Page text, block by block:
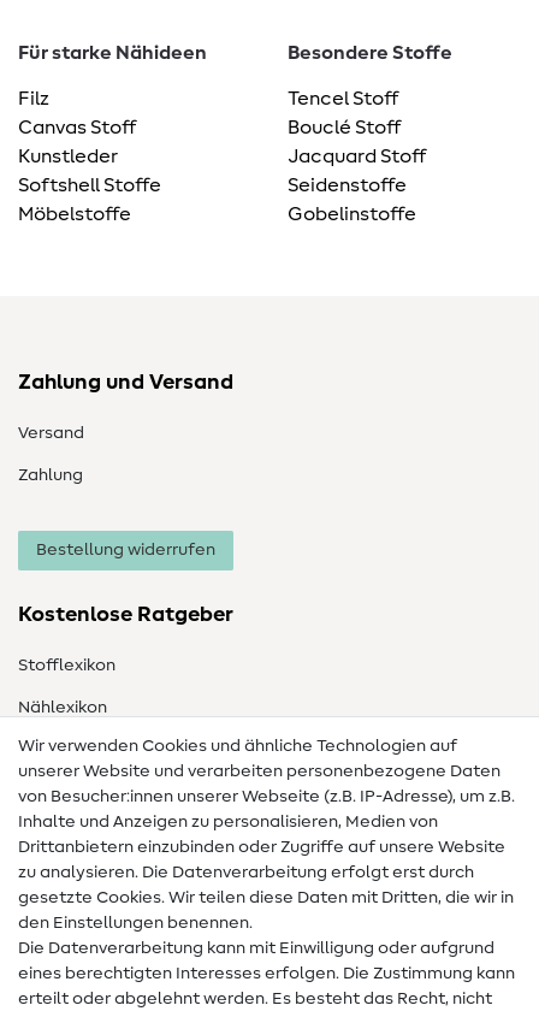
Für starke Nähideen
Filz
Canvas Stoff
Kunstleder
Softshell Stoffe
Möbelstoffe
Besondere Stoffe
Tencel Stoff
Bouclé Stoff
Jacquard Stoff
Seidenstoffe
Gobelinstoffe
Zahlung und Versand
Versand
Zahlung
Bestellung widerrufen
Kostenlose Ratgeber
Stofflexikon
Nählexikon
Nähanleitungen
Hilfe & Kontakt
Kontakt
Infos zum Betreiberwechsel
Widerrufsrecht
Wir verwenden Cookies und ähnliche Technologien auf
unserer Website und verarbeiten personenbezogene Daten
von Besucher:innen unserer Webseite (z.B. IP-Adresse), um z.B.
Inhalte und Anzeigen zu personalisieren, Medien von
Drittanbietern einzubinden oder Zugriffe auf unsere Website
zu analysieren. Die Datenverarbeitung erfolgt erst durch
gesetzte Cookies. Wir teilen diese Daten mit Dritten, die wir in
den Einstellungen benennen.
Die Datenverarbeitung kann mit Einwilligung oder aufgrund
eines berechtigten Interesses erfolgen. Die Zustimmung kann
erteilt oder abgelehnt werden. Es besteht das Recht, nicht